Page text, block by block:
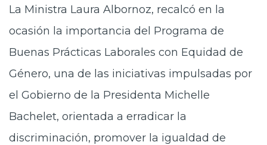
La Ministra Laura Albornoz, recalcó en la
ocasión la importancia del Programa de
Buenas Prácticas Laborales con Equidad de
Género, una de las iniciativas impulsadas por
el Gobierno de la Presidenta Michelle
Bachelet, orientada a erradicar la
discriminación, promover la igualdad de